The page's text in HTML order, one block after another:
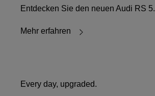
Entdecken Sie den neuen Audi RS 5.
Mehr erfahren
Every day, upgraded.